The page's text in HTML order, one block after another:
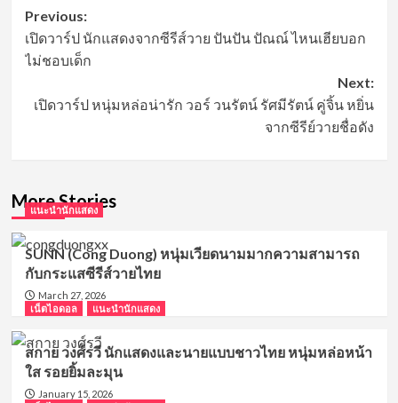
Post
navigation
Previous:
เปิดวาร์ป นักแสดงจากซีรีส์วาย ปันปัน ปัณณ์ ไหนเฮียบอก
ไม่ชอบเด็ก
Next:
เปิดวาร์ป หนุ่มหล่อน่ารัก วอร์ วนรัตน์ รัศมีรัตน์ คู่จิ้น หยิ่น
จากซีรีย์วายชื่อดัง
More Stories
แนะนำนักแสดง
SUNN (Cong Duong) หนุ่มเวียดนามมากความสามารถ
กับกระแสซีรีส์วายไทย
March 27, 2026
เน็ตไอดอล
แนะนำนักแสดง
สกาย วงศ์รวี นักแสดงและนายแบบชาวไทย หนุ่มหล่อหน้า
ใส รอยยิ้มละมุน
January 15, 2026